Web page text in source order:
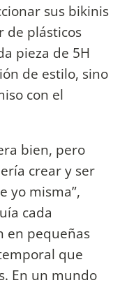
sus bikinis
de plásticos
pieza de 5H
de estilo, sino
con el
bien, pero
crear y ser
yo misma”,
cada
en pequeñas
que
En un mundo